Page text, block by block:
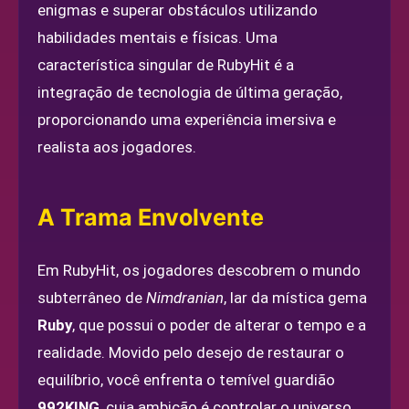
enigmas e superar obstáculos utilizando
habilidades mentais e físicas. Uma
característica singular de RubyHit é a
integração de tecnologia de última geração,
proporcionando uma experiência imersiva e
realista aos jogadores.
A Trama Envolvente
Em RubyHit, os jogadores descobrem o mundo
subterrâneo de Nimdranian, lar da mística gema
Ruby, que possui o poder de alterar o tempo e a
realidade. Movido pelo desejo de restaurar o
equilíbrio, você enfrenta o temível guardião